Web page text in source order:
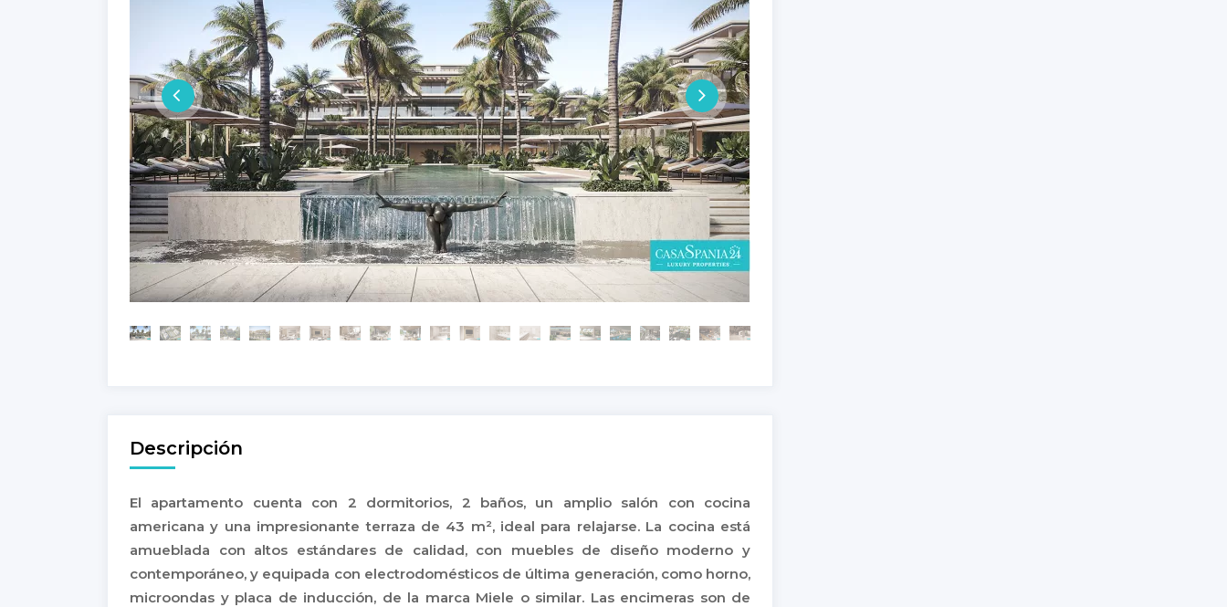
Descripción
El apartamento cuenta con 2 dormitorios, 2 baños, un amplio salón con cocina
americana y una impresionante terraza de 43 m², ideal para relajarse. La cocina está
amueblada con altos estándares de calidad, con muebles de diseño moderno y
contemporáneo, y equipada con electrodomésticos de última generación, como horno,
microondas y placa de inducción, de la marca Miele o similar. Las encimeras son de